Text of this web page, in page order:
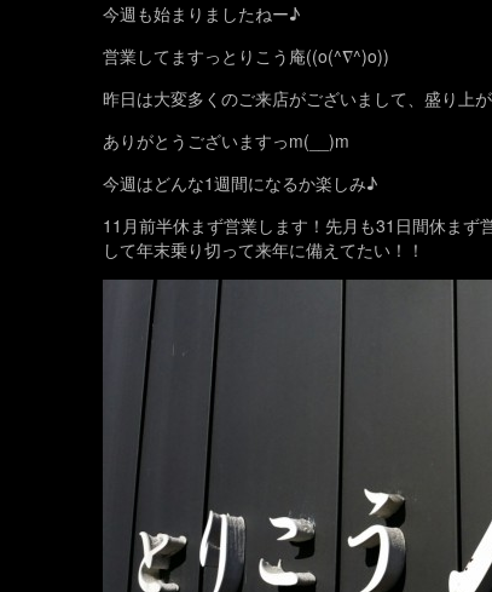
今週も始まりましたねー♪
営業してますっとりこう庵((o(^∇^)o))
昨日は大変多くのご来店がございまして、盛り上
ありがとうございますっm(__)m
今週はどんな1週間になるか楽しみ♪
11月前半休まず営業します！先月も31日間休ま
して年末乗り切って来年に備えてたい！！